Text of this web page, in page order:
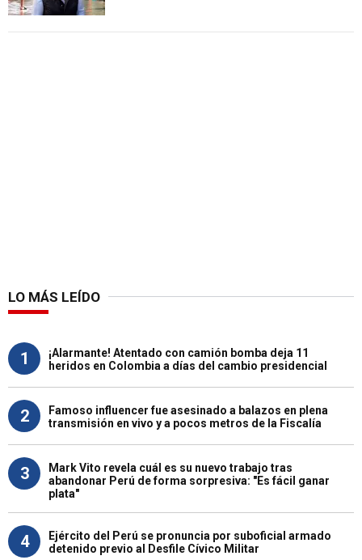
LO MÁS LEÍDO
1
¡Alarmante! Atentado con camión bomba deja 11
heridos en Colombia a días del cambio presidencial
2
Famoso influencer fue asesinado a balazos en plena
transmisión en vivo y a pocos metros de la Fiscalía
3
Mark Vito revela cuál es su nuevo trabajo tras
abandonar Perú de forma sorpresiva: "Es fácil ganar
plata"
4
Ejército del Perú se pronuncia por suboficial armado
detenido previo al Desfile Cívico Militar